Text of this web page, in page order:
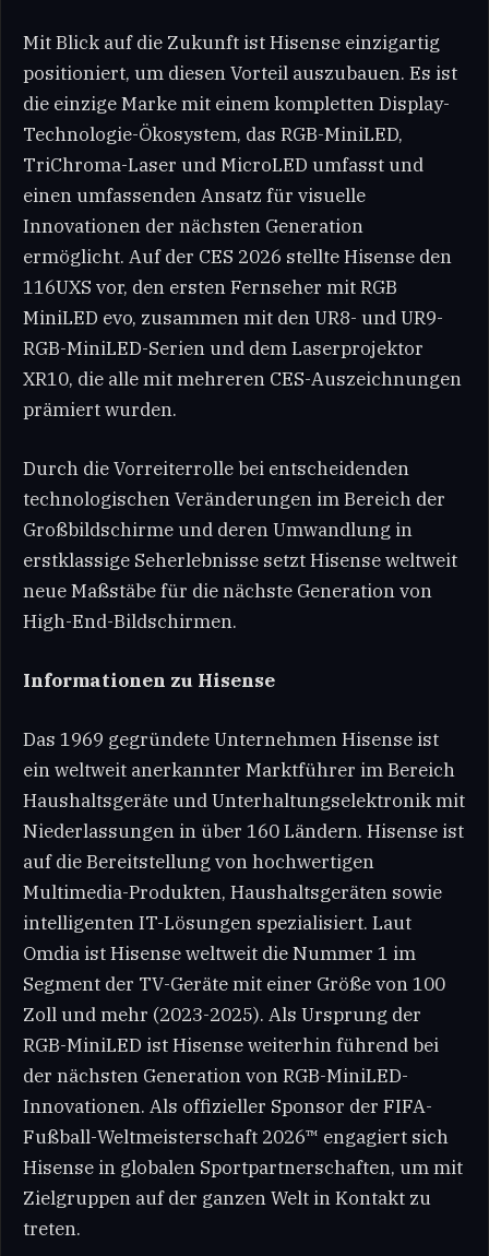
Mit Blick auf die Zukunft ist Hisense einzigartig
positioniert, um diesen Vorteil auszubauen. Es ist
die einzige Marke mit einem kompletten Display-
Technologie-Ökosystem, das RGB-MiniLED,
TriChroma-Laser und MicroLED umfasst und
einen umfassenden Ansatz für visuelle
Innovationen der nächsten Generation
ermöglicht. Auf der CES 2026 stellte Hisense den
116UXS vor, den ersten Fernseher mit RGB
MiniLED evo, zusammen mit den UR8- und UR9-
RGB-MiniLED-Serien und dem Laserprojektor
XR10, die alle mit mehreren CES-Auszeichnungen
prämiert wurden.
Durch die Vorreiterrolle bei entscheidenden
technologischen Veränderungen im Bereich der
Großbildschirme und deren Umwandlung in
erstklassige Seherlebnisse setzt Hisense weltweit
neue Maßstäbe für die nächste Generation von
High-End-Bildschirmen.
Informationen zu Hisense
Das 1969 gegründete Unternehmen Hisense ist
ein weltweit anerkannter Marktführer im Bereich
Haushaltsgeräte und Unterhaltungselektronik mit
Niederlassungen in über 160 Ländern. Hisense ist
auf die Bereitstellung von hochwertigen
Multimedia-Produkten, Haushaltsgeräten sowie
intelligenten IT-Lösungen spezialisiert. Laut
Omdia ist Hisense weltweit die Nummer 1 im
Segment der TV-Geräte mit einer Größe von 100
Zoll und mehr (2023-2025). Als Ursprung der
RGB-MiniLED ist Hisense weiterhin führend bei
der nächsten Generation von RGB-MiniLED-
Innovationen. Als offizieller Sponsor der FIFA-
Fußball-Weltmeisterschaft 2026™ engagiert sich
Hisense in globalen Sportpartnerschaften, um mit
Zielgruppen auf der ganzen Welt in Kontakt zu
treten.